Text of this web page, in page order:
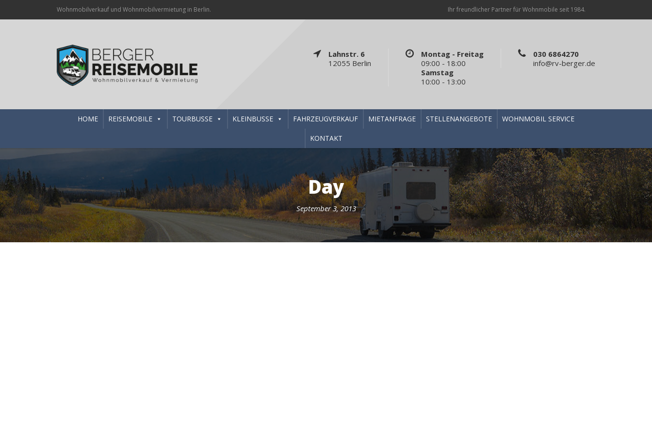
Wohnmobilverkauf und Wohnmobilvermietung in Berlin. Ihr freundlicher Partner für Wohnmobile seit 1984.
Lahnstr. 6
12055 Berlin
Montag - Freitag
09:00 - 18:00
Samstag
10:00 - 13:00
030 6864270
info@rv-berger.de
HOME REISEMOBILE TOURBUSSE KLEINBUSSE FAHRZEUGVERKAUF MIETANFRAGE STELLENANGEBOTE WOHNMOBIL SERVICE
KONTAKT
Day
September 3, 2013